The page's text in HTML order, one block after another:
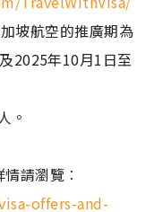
坡航空的推廣期為
2025年10月1日至
。
請瀏覽︰
offers-and-